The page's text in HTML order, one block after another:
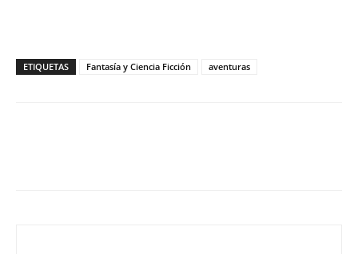
ETIQUETAS Fantasía y Ciencia Ficción aventuras